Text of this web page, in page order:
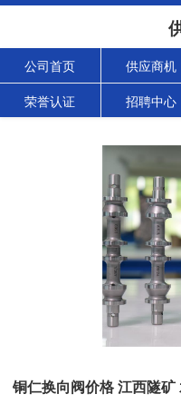
公司首页 供应商机
荣誉认证 招聘中心
铜仁换向阀价格 江西隧